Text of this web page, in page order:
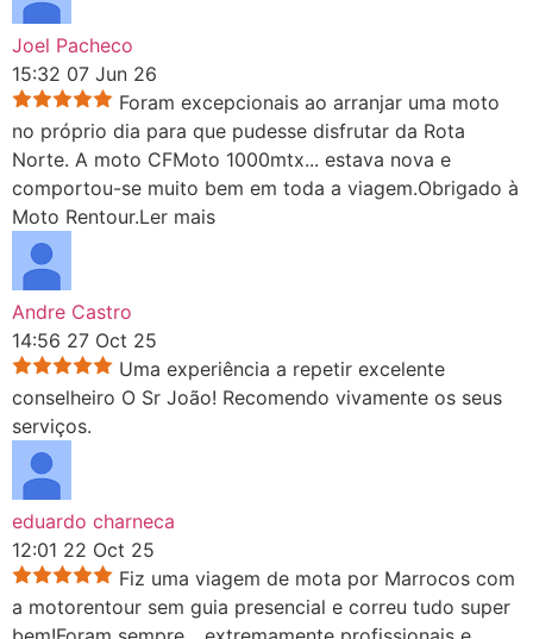
Joel Pacheco
15:32 07 Jun 26
Foram excepcionais ao arranjar uma moto
no próprio dia para que pudesse disfrutar da Rota
Norte. A moto CFMoto 1000mtx... estava nova e
comportou-se muito bem em toda a viagem.Obrigado à
Moto Rentour.Ler mais
Andre Castro
14:56 27 Oct 25
Uma experiência a repetir excelente
conselheiro O Sr João! Recomendo vivamente os seus
serviços.
eduardo charneca
12:01 22 Oct 25
Fiz uma viagem de mota por Marrocos com
a motorentour sem guia presencial e correu tudo super